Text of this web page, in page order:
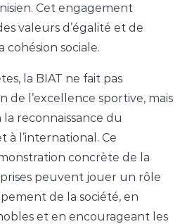
Cet engagement
valeurs d’égalité et de
cohésion sociale.
la BIAT ne fait pas
l’excellence sportive, mais
reconnaissance du
à l’international. Ce
concrète de la
peuvent jouer un rôle
de la société, en
et en encourageant les